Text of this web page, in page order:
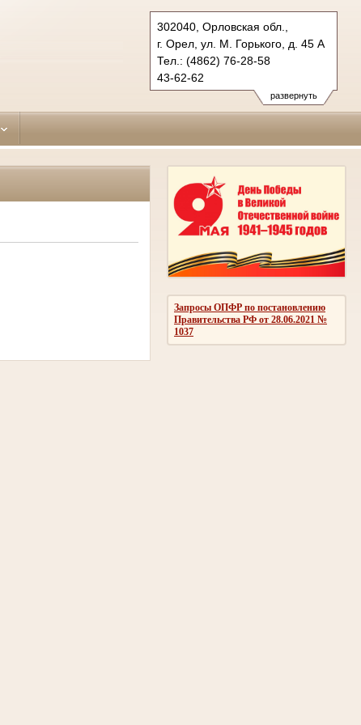
развернуть
302040, Орловская обл.,
г. Орел, ул. М. Горького, д. 45 А
Тел.: (4862) 76-28-58
43-62-62
sovetsky.orl@sudrf.ru
Запросы ОПФР по постановлению
Правительства РФ от 28.06.2021 №
1037